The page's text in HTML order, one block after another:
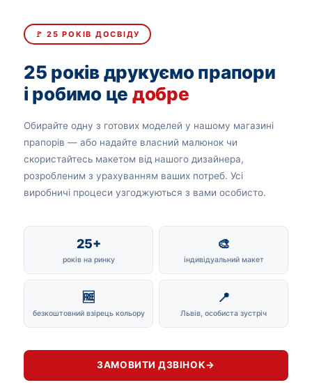
🚩 25 РОКІВ ДОСВІДУ
25 років друкуємо прапори
і робимо це добре
Обирайте одну з готових моделей у нашому магазині
прапорів — або надайте власний малюнок чи
скористайтесь макетом від нашого дизайнера,
розробленим з урахуванням ваших потреб. Усі
виробничі процеси узгоджуються з вами особисто.
25+
років на ринку
🎨
індивідуальний макет
🆓
безкоштовний взірець кольору
📍
Львів, особиста зустріч
ЗАМОВИТИ ДЗВІНОК→